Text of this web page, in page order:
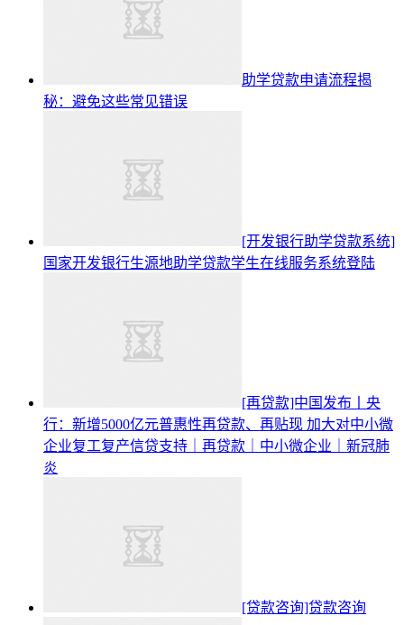
助学贷款申请流程揭
秘：避免这些常见错误
[开发银行助学贷款系统]
国家开发银行生源地助学贷款学生在线服务系统登陆
[再贷款]中国发布丨央
行：新增5000亿元普惠性再贷款、再贴现 加大对中小微
企业复工复产信贷支持｜再贷款｜中小微企业｜新冠肺
炎
[贷款咨询]贷款咨询